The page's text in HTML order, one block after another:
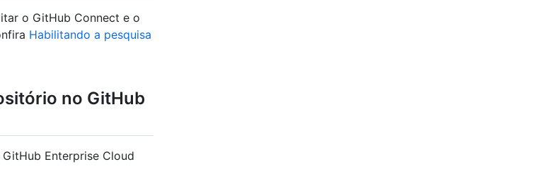
o GitHub Connect e o
Habilitando a pesquisa
no GitHub
Enterprise Cloud